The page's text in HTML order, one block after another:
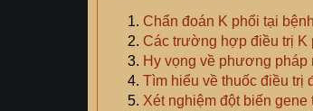
Chẩn đoán K phổi tại
Các trường hợp điều trị K
Hy vọng về phương
Tìm hiểu về thuốc điều trị
Xét nghiệm đột biến gene